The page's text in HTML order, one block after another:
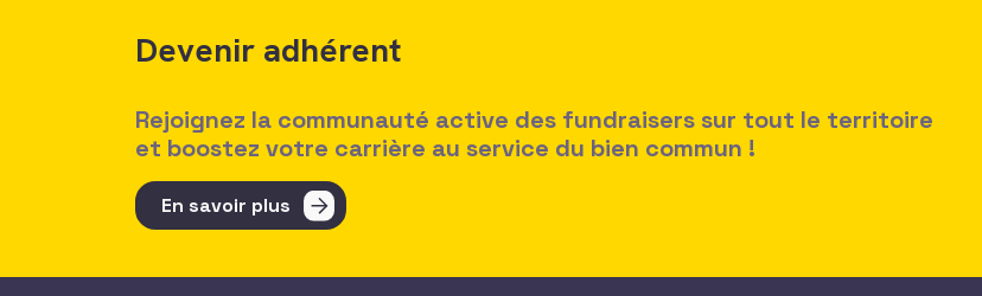
Devenir adhérent
Rejoignez la communauté active des fundraisers sur tout le territoire
et boostez votre carrière au service du bien commun !
En savoir plus